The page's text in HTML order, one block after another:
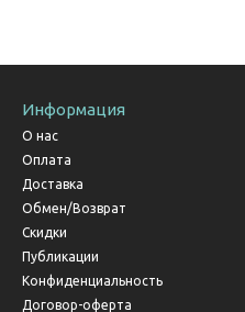
Информация
О нас
Оплата
Доставка
Обмен/Возврат
Скидки
Публикации
Конфиденциальность
Договор-оферта